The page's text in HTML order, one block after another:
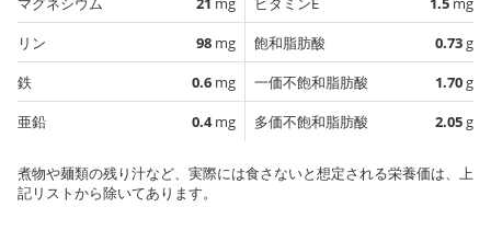
リン
98 mg
鉄
0.6 mg
亜鉛
0.4mg
飽和脂肪酸
0.73g
一価不飽和脂肪酸
1.70g
多価不飽和脂肪酸
2.05g
煮物や麺類の残り汁など、実際には食さないと想定される栄養価は、上
記リストから除いてあります。